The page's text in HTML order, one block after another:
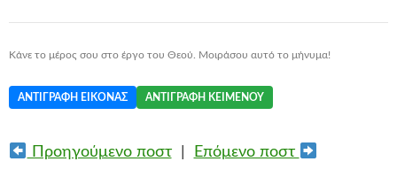
Κάνε το μέρος σου στο έργο του Θεού. Μοιράσου αυτό το μήνυμα!
ΑΝΤΙΓΡΑΦΉ ΕΙΚΌΝΑΣ ΑΝΤΙΓΡΑΦΉ ΚΕΙΜΈΝΟΥ
Προηγούμενο ποστ| Επόμενο ποστ